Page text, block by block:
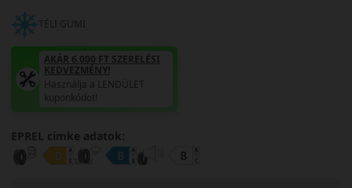
TÉLI GUMI
AKÁR 6.000 FT SZERELÉSI
KEDVEZMÉNY!
Használja a LENDÜLET
kuponkódot!
EPREL cimke adatok: